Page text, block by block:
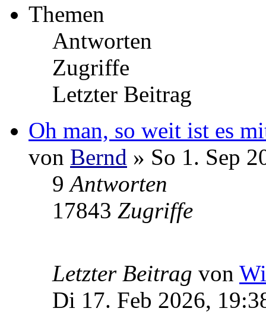
Themen
Antworten
Zugriffe
Letzter Beitrag
Oh man, so weit ist es
von Bernd » So 1. Sep
9Antworten
17843 Zugriffe
Letzter Beitrag von
Di 17. Feb 2026,